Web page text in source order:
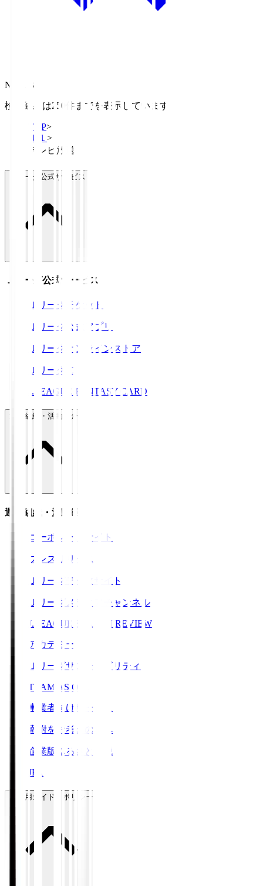
NHK BS
検索結果は250件までを表示しています
TOP>
Ｊ１ >
テレビ放送
Ｊリーグ公式サービス
Ｊリーグ公式サービス
Ｊリーグチケット
Ｊリーグ公式アプリ
Ｊリーグオンラインストア
ＪリーグID
J.LEAGUE FANTASY CARD
運営組織・活動紹介
運営組織・活動紹介
コーポレートサイト
プレスリリース
Ｊリーグデータサイト
Ｊリーグメディアチャンネル
J.LEAGUE SEASON REVIEW
アカデミー
Ｊリーグサステナビリティ
TEAM AS ONE
事業者向けサービス
寄附をお考えの方へ
企業版ふるさと納税
JFA
ご利用ガイド・ポリシー